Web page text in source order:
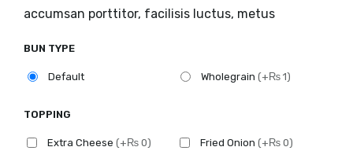
accumsan porttitor, facilisis luctus, metus
BUN TYPE
Default Wholegrain (+₨ 1)
TOPPING
Extra Cheese (+₨ 0) Fried Onion (+₨ 0)